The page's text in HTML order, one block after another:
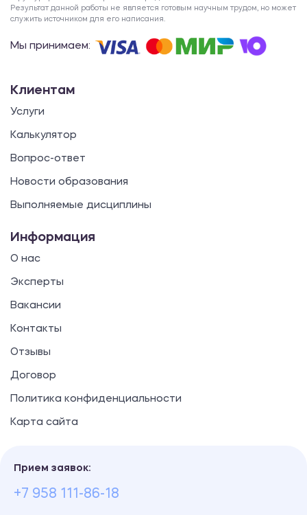
Результат данной работы не является готовым научным трудом, но может
служить источником для его написания.
Мы принимаем:
Клиентам
Услуги
Калькулятор
Вопрос-ответ
Новости образования
Выполняемые дисциплины
Информация
О нас
Эксперты
Вакансии
Контакты
Отзывы
Договор
Политика конфиденциальности
Карта сайта
Прием заявок:
+7 958 111-86-18